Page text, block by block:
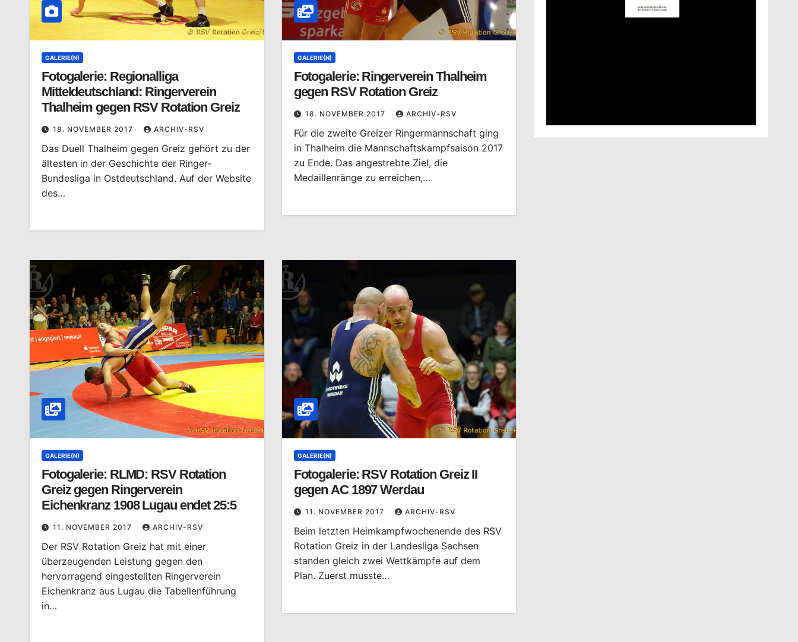
GALERIE(N)
Fotogalerie: Regionalliga
Mitteldeutschland: Ringerverein
Thalheim gegen RSV Rotation Greiz
18. NOVEMBER 2017 ARCHIV-RSV
Das Duell Thalheim gegen Greiz gehört zu der
ältesten in der Geschichte der Ringer-
Bundesliga in Ostdeutschland. Auf der Website
des…
GALERIE(N)
Fotogalerie: Ringerverein Thalheim
gegen RSV Rotation Greiz
18. NOVEMBER 2017 ARCHIV-RSV
Für die zweite Greizer Ringermannschaft ging
in Thalheim die Mannschaftskampfsaison 2017
zu Ende. Das angestrebte Ziel, die
Medaillenränge zu erreichen,…
GALERIE(N)
Fotogalerie: RLMD: RSV Rotation
Greiz gegen Ringerverein
Eichenkranz 1908 Lugau endet 25:5
11. NOVEMBER 2017 ARCHIV-RSV
Der RSV Rotation Greiz hat mit einer
überzeugenden Leistung gegen den
hervorragend eingestellten Ringerverein
Eichenkranz aus Lugau die Tabellenführung
in…
GALERIE(N)
Fotogalerie: RSV Rotation Greiz II
gegen AC 1897 Werdau
11. NOVEMBER 2017 ARCHIV-RSV
Beim letzten Heimkampfwochenende des RSV
Rotation Greiz in der Landesliga Sachsen
standen gleich zwei Wettkämpfe auf dem
Plan. Zuerst musste…